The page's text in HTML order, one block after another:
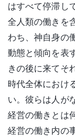
はすべて停滞し
全人類の働きを
わち、神自身の
動態と傾向を表
きの後に来てそ
時代全体におけ
い。彼らは人が
経営の働きとは
経営の働き内の